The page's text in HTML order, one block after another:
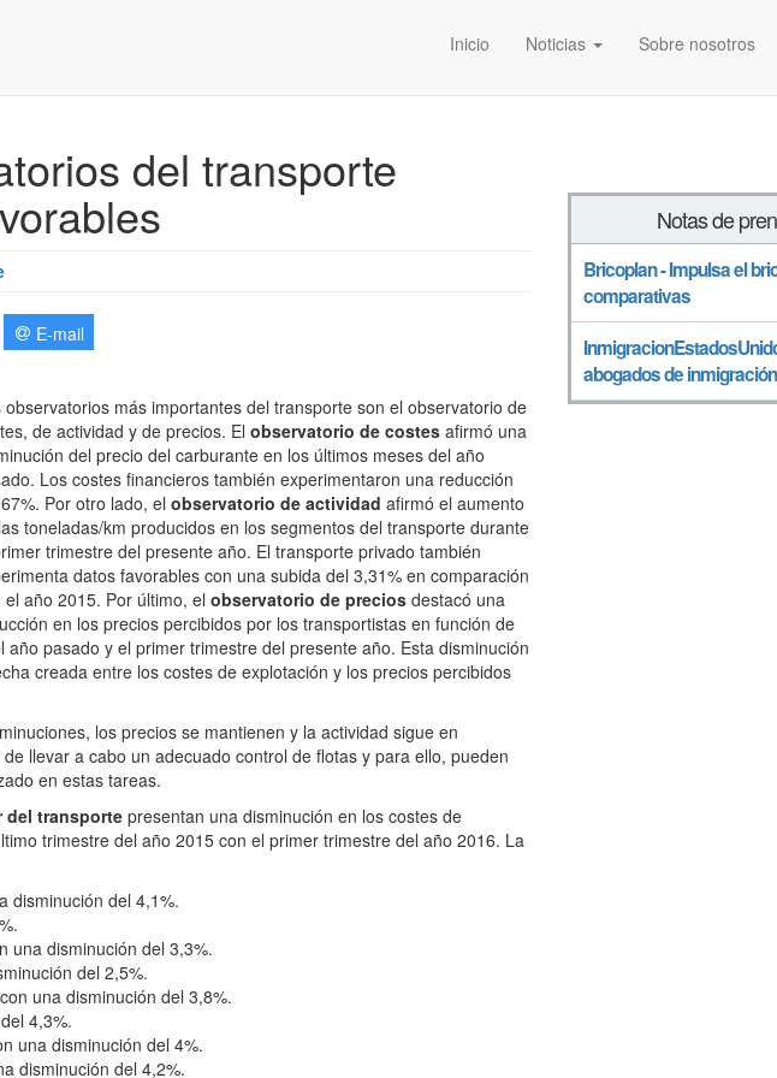
Inicio Noticias Sobre nosotros
del transporte
E-mail
observatorios más importantes del transporte son el observatorio de
de actividad y de precios. El observatorio de costes afirmó una
del precio del carburante en los últimos meses del año
Los costes financieros también experimentaron una reducción
Por otro lado, el observatorio de actividad afirmó el aumento
toneladas/km producidos en los segmentos del transporte durante
trimestre del presente año. El transporte privado también
datos favorables con una subida del 3,31% en comparación
el año 2015. Por último, el observatorio de precios destacó una
en los precios percibidos por los transportistas en función de
pasado y el primer trimestre del presente año. Esta disminución
creada entre los costes de explotación y los precios percibidos
los precios se mantienen y la actividad sigue en
llevar a cabo un adecuado control de flotas y para ello, pueden
en estas tareas.
del transporte presentan una disminución en los costes de
trimestre del año 2015 con el primer trimestre del año 2016. La
disminución del 4,1%.
una disminución del 3,3%.
del 2,5%.
una disminución del 3,8%.
4,3%.
una disminución del 4%.
disminución del 4,2%.
Notas de
Bricoplan - Impulsa el
comparativas
abogados de inmigración